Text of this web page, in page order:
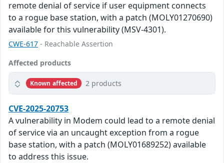
remote denial of service if user equipment connects
to a rogue base station, with a patch (MOLY01270690)
available for this vulnerability (MSV-4301).
CWE-617 - Reachable Assertion
Affected products
Known affected 2 products
CVE-2025-20753
A vulnerability in Modem could lead to a remote denial
of service via an uncaught exception from a rogue
base station, with a patch (MOLY01689252) available
to address this issue.